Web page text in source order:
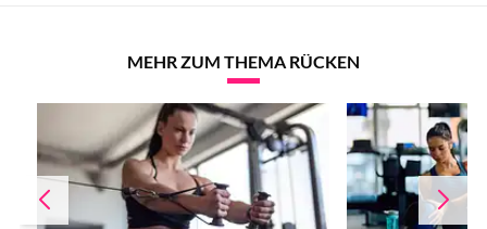
MEHR ZUM THEMA RÜCKEN